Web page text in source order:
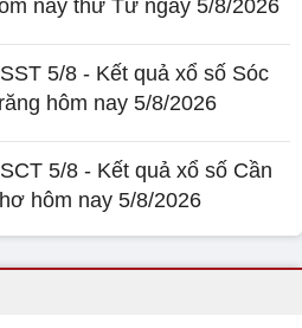
nay thứ Tư ngày 5/8/2026
5/8 - Kết quả xổ số Sóc
hôm nay 5/8/2026
5/8 - Kết quả xổ số Cần
hôm nay 5/8/2026